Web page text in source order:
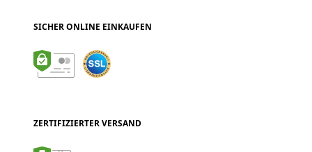
SICHER ONLINE EINKAUFEN
ZERTIFIZIERTER VERSAND